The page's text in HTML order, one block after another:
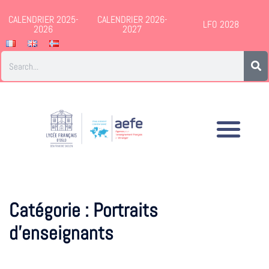
CALENDRIER 2025-
2026
CALENDRIER 2026-
2027 LFO 2028
Catégorie : Portraits
d’enseignants